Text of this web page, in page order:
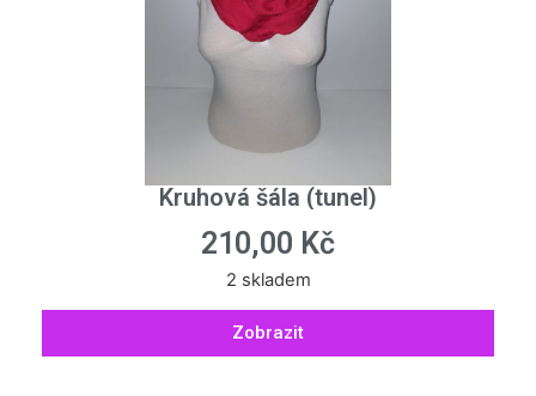
Kruhová šála (tunel)
210,00 Kč
2 skladem
Zobrazit